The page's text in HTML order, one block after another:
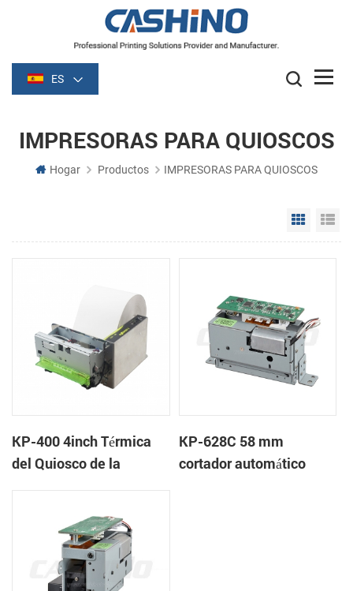
ES
IMPRESORAS PARA QUIOSCOS
Hogar Productos IMPRESORAS PARA QUIOSCOS
Grid
KP-400 4inch Térmica
del Quiosco de la
KP-628C 58 mm
cortador automático